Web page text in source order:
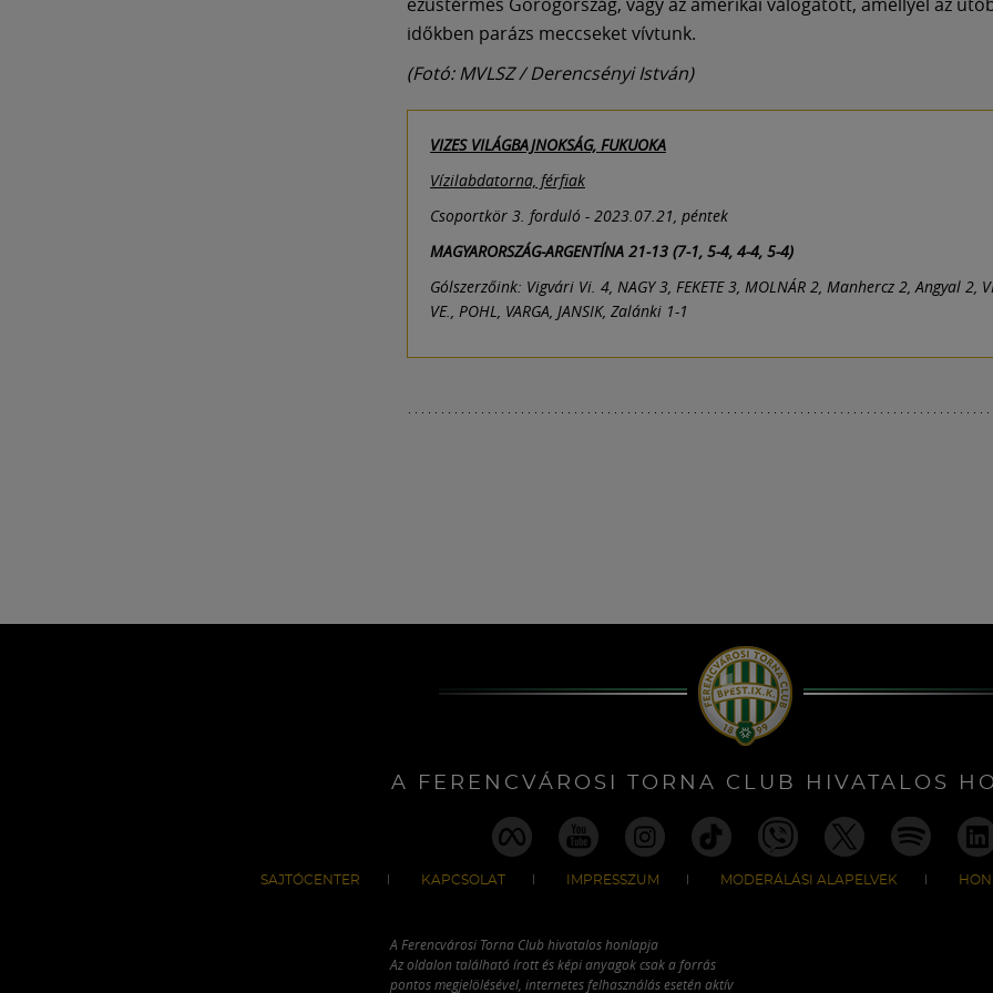
időkben parázs meccseket vívtunk.
(Fotó: MVLSZ / Derencsényi István)
VIZES VILÁGBAJNOKSÁG, FUKUOKA
Vízilabdatorna, férfiak
Csoportkör 3. forduló - 2023.07.21, péntek
MAGYARORSZÁG-ARGENTÍNA 21-13 (7-1, 5-4, 4-4, 5-4)
Gólszerzőink: Vigvári Vi. 4, NAGY 3, FEKETE 3, MOLNÁR 2, Manhercz 2, Angyal 2,
VE., POHL, VARGA, JANSIK, Zalánki 1-1
A FERENCVÁROSI TORNA CLUB HIVATALOS
SAJTÓCENTER KAPCSOLAT IMPRESSZUM MODERÁLÁSI ALAPELVEK
A Ferencvárosi Torna Club hivatalos honlapja
Az oldalon található írott és képi anyagok csak a forrás
pontos megjelölésével, internetes felhasználás esetén aktív